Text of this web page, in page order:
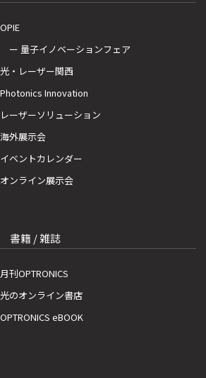
OPIE
ー 量子イノベーションフェア
光・レーザー関西
Photonics Innovation
レーザーソリューション
海外展示会
イベントカレンダー
オンライン展示会
書籍 / 雑誌
月刊OPTRONICS
光のオンライン書店
OPTRONICS eBOOK